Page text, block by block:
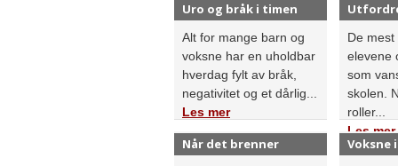
Uro og bråk i timen
Alt for mange barn og
voksne har en uholdbar
hverdag fylt av bråk,
negativitet og et dårlig...
Les mer
De
elevene
som
skolen.
roller...
Les mer
Når det brenner Voksne